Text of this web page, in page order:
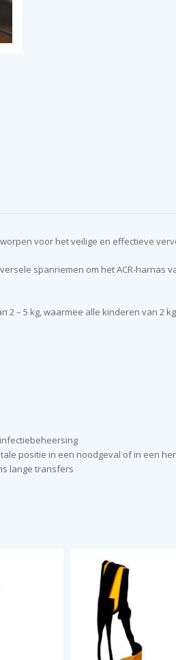
voor het veilige en effectieve
spanriemen om het ACR-harnas
– 5 kg, waarmee alle kinderen van 2
positie in een noodgeval of in een
lange transfers